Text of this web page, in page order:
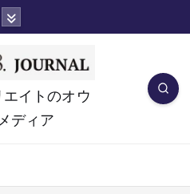
イトのオウ
ディア